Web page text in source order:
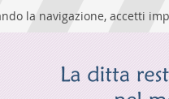
la navigazione, accetti